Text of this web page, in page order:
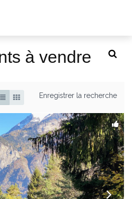
à vendre
Enregistrer la recherche